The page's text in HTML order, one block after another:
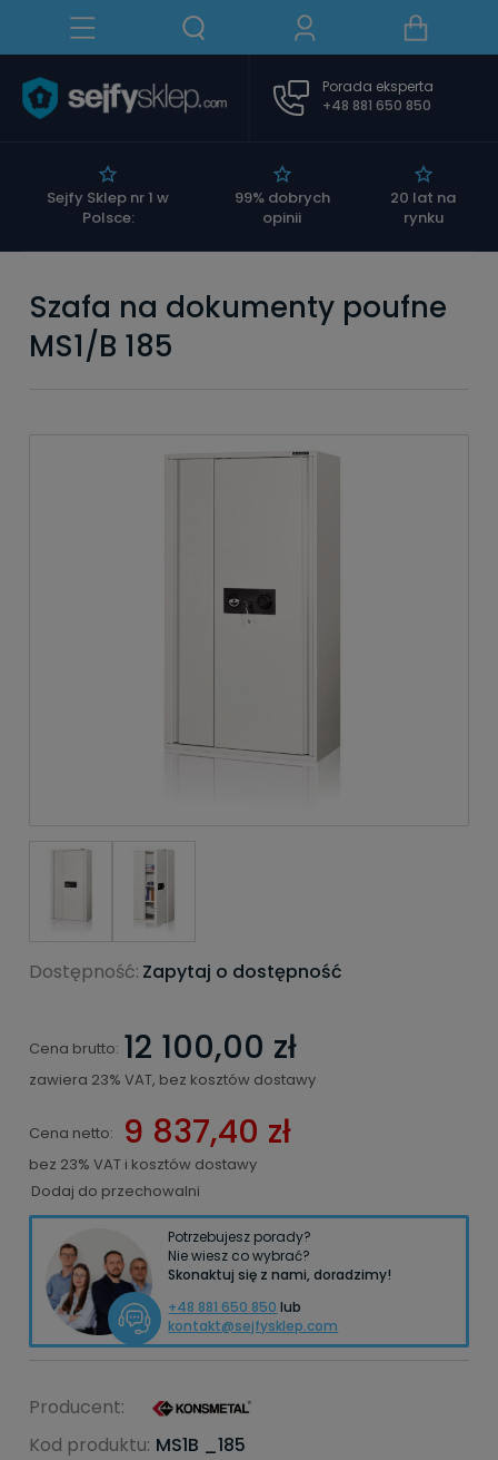
Sejfy Sklep nr 1 w
Polsce:
99% dobrych
opinii
20 lat na
rynku
Porada eksperta
+48 881 650 850
Szafa na dokumenty poufne
MS1/B 185
Dostępność: Zapytaj o dostępność
Cena brutto: 12 100,00 zł
zawiera 23% VAT, bez kosztów dostawy
Cena netto: 9 837,40 zł
bez 23% VAT i kosztów dostawy
Dodaj do przechowalni
Potrzebujesz porady?
Nie wiesz co wybrać?
Skonaktuj się z nami, doradzimy!
+48 881 650 850 lub
kontakt@sejfysklep.com
Producent:
Kod produktu: MS1B _185